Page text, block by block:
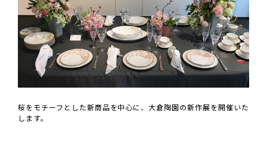
桜をモチーフとした新商品を中心に、大倉陶園の新作展を開催いた
します。